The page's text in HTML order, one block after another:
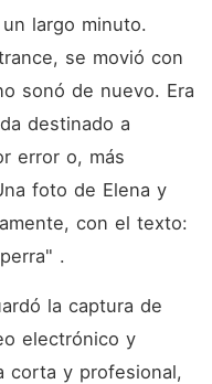
largo minuto.
se movió con
sonó de nuevo. Era
destinado a
error o, más
foto de Elena y
con el texto:
.
la captura de
electrónico y
corta y profesional,